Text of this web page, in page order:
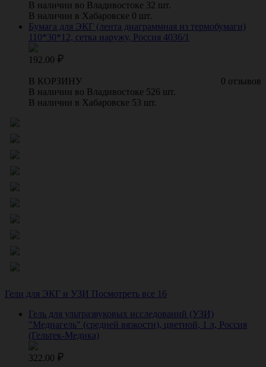
В наличии во Владивостоке 32 шт.
В наличии в Хабаровске 0 шт.
Бумага для ЭКГ (лента диаграммная из термобумаги)
110*30*12, сетка наружу, Россия 4036/1
192.00
0 отзывов
В КОРЗИНУ
В наличии во Владивостоке 526 шт.
В наличии в Хабаровске 53 шт.
Гели для ЭКГ и УЗИ Посмотреть все 16
Гель для ультразвуковых исследований (УЗИ)
"Медиагель" (средней вязкости), цветной, 1 л, Россия
(Гельтек-Медика)
322.00